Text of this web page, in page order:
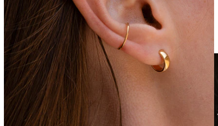
Klipsy